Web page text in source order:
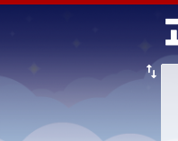
import_export